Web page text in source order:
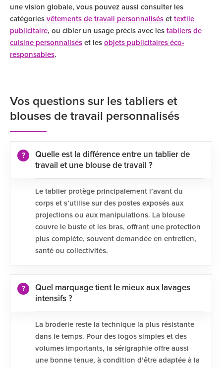
une vision globale, vous pouvez aussi consulter les
catégories vêtements de travail personnalisés et textile
publicitaire, ou cibler un usage précis avec les tabliers de
cuisine personnalisés et les objets publicitaires éco-
responsables.
Vos questions sur les tabliers et
blouses de travail personnalisés
Quelle est la différence entre un tablier de
travail et une blouse de travail ?
Le tablier protège principalement l’avant du
corps et s’utilise sur des postes exposés aux
projections ou aux manipulations. La blouse
couvre le buste et les bras, offrant une protection
plus complète, souvent demandée en entretien,
santé ou collectivités.
Quel marquage tient le mieux aux lavages
intensifs ?
La broderie reste la technique la plus résistante
dans le temps. Pour des logos simples et des
volumes importants, la sérigraphie offre aussi
une bonne tenue, à condition d’être adaptée à la